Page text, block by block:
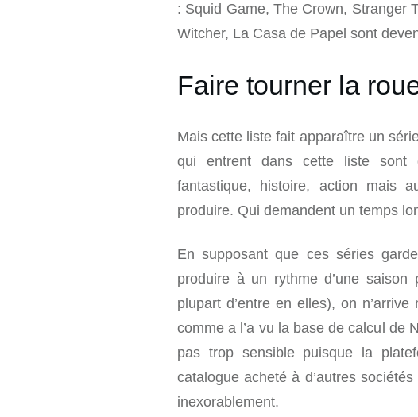
: Squid Game, The Crown, Stranger
Witcher, La Casa de Papel sont
Faire tourner la
Mais cette liste fait apparaître un
qui entrent dans cette liste sont
fantastique, histoire, action mais
produire. Qui demandent un temps
En supposant que ces séries
produire à un rythme d’une
plupart d’entre en elles), on
comme a l’a vu la base de calcul de
pas trop sensible puisque la
catalogue acheté à d’autres
inexorablement.